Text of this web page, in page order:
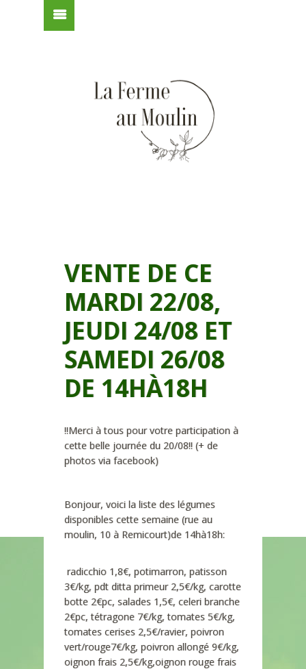
VENTE DE CE
MARDI 22/08,
JEUDI 24/08 ET
SAMEDI 26/08
DE 14HÀ18H
!!Merci à tous pour votre participation à
cette belle journée du 20/08!! (+ de
photos via facebook)
Bonjour, voici la liste des légumes
disponibles cette semaine (rue au
moulin, 10 à Remicourt)de 14hà18h:
radicchio 1,8€, potimarron, patisson
3€/kg, pdt ditta primeur 2,5€/kg, carotte
botte 2€pc, salades 1,5€, celeri branche
2€pc, tétragone 7€/kg, tomates 5€/kg,
tomates cerises 2,5€/ravier, poivron
vert/rouge7€/kg, poivron allongé 9€/kg,
oignon frais 2,5€/kg,oignon rouge frais